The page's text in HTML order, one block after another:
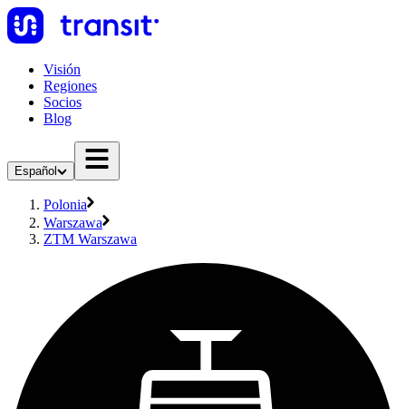
Visión
Regiones
Socios
Blog
Español
Polonia
Warszawa
ZTM Warszawa